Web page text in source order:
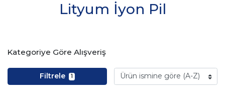
Lityum İyon Pil
Kategoriye Göre Alışveriş
Filtrele 1